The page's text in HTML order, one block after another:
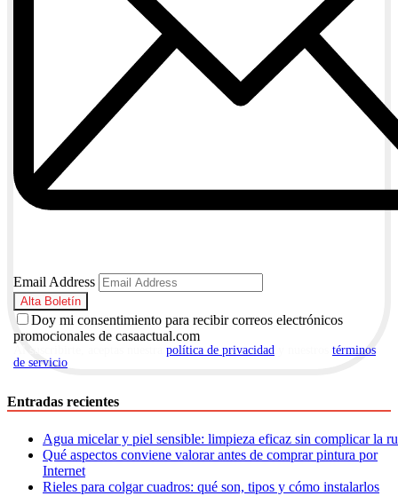
Email Address
Doy mi consentimiento para recibir correos electrónicos
promocionales de casaactual.com
política de privacidad
términos
de servicio
Entradas recientes
Agua micelar y piel sensible: limpieza eficaz sin complicar la
Qué aspectos conviene valorar antes de comprar pintura por
Internet
Rieles para colgar cuadros: qué son, tipos y cómo instalarlos